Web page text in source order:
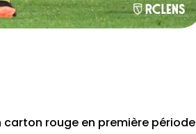
carton rouge en première période